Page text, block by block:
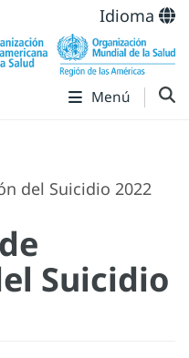
Idioma
Menú
del Suicidio 2022
Suicidio